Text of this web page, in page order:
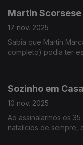
Martin Scorsese
17 nov. 2025
Sabia que Martin
completo) podia ter
Sozinho em Casa
10 nov. 2025
Ao assinalarmos os
natalícios de sempre,